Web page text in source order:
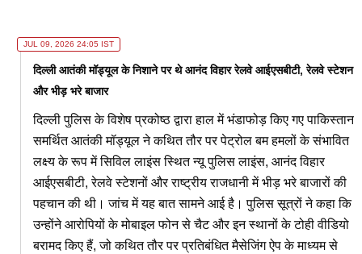
JUL 09, 2026 24:05 IST
दिल्ली आतंकी मॉड्यूल के निशाने पर थे आनंद विहार रेलवे आईएसबीटी, रेलवे स्टेशन
और भीड़ भरे बाजार
दिल्ली पुलिस के विशेष प्रकोष्ठ द्वारा हाल में भंडाफोड़ किए गए पाकिस्तान
समर्थित आतंकी मॉड्यूल ने कथित तौर पर पेट्रोल बम हमलों के संभावित
लक्ष्य के रूप में सिविल लाइंस स्थित न्यू पुलिस लाइंस, आनंद विहार
आईएसबीटी, रेलवे स्टेशनों और राष्ट्रीय राजधानी में भीड़ भरे बाजारों की
पहचान की थी। जांच में यह बात सामने आई है। पुलिस सूत्रों ने कहा कि
उन्होंने आरोपियों के मोबाइल फोन से चैट और इन स्थानों के टोही वीडियो
बरामद किए हैं, जो कथित तौर पर प्रतिबंधित मैसेजिंग ऐप के माध्यम से